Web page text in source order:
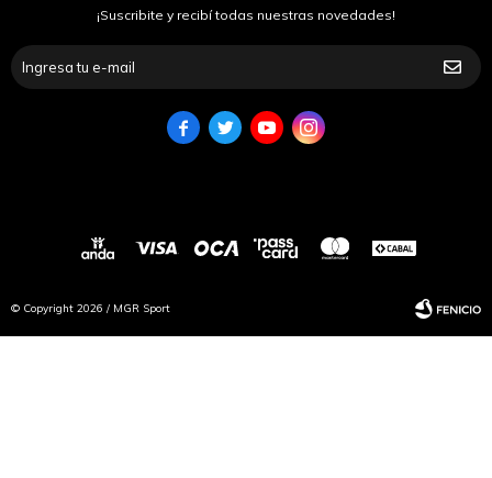
¡Suscribite y recibí todas nuestras novedades!
   
© Copyright 2026 / MGR Sport